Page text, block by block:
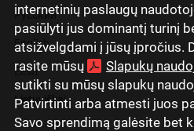
internetinių paslaugų
pasiūlyti jus dominantį turinį
atsižvelgdami į jūsų įpročius.
rasite mūsų
Slapukų
sutikti su mūsų slapukų
Patvirtinti arba atmesti juos
Savo sprendimą galėsite bet
Русский
English
Eesti
Lietuviškai